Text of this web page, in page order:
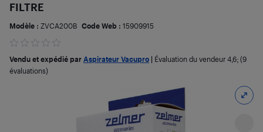
FILTRE
Modèle : ZVCA200B Code Web : 15909915
Vendu et expédié par Aspirateur Vacupro Évaluation du vendeur 4,6; (9
évaluations)